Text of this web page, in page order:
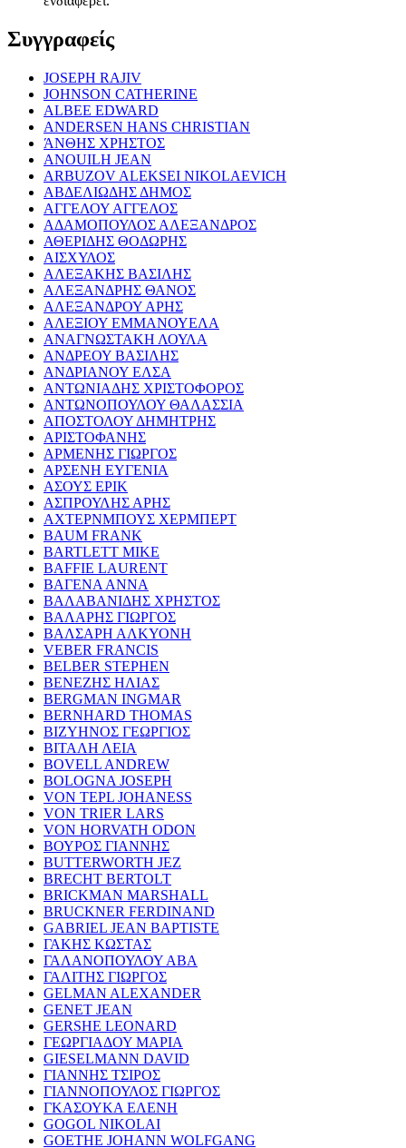
Συγγραφείς
JOSEPH RAJIV
JOHNSON CATHERINE
ALBEE EDWARD
ANDERSEN HANS CHRISTIAN
ΆΝΘΗΣ ΧΡΗΣΤΟΣ
ANOUILH JEAN
ARBUZOV ALEKSEI NIKOLAEVICH
ΑΒΔΕΛΙΩΔΗΣ ΔΗΜΟΣ
ΑΓΓΕΛΟΥ ΑΓΓΕΛΟΣ
ΑΔΑΜΟΠΟΥΛΟΣ ΑΛΕΞΑΝΔΡΟΣ
ΑΘΕΡΙΔΗΣ ΘΟΔΩΡΗΣ
ΑΙΣΧΥΛΟΣ
ΑΛΕΞΑΚΗΣ ΒΑΣΙΛΗΣ
ΑΛΕΞΑΝΔΡΗΣ ΘΑΝΟΣ
ΑΛΕΞΑΝΔΡΟΥ ΑΡΗΣ
ΑΛΕΞΙΟΥ ΕΜΜΑΝΟΥΕΛΑ
ΑΝΑΓΝΩΣΤΑΚΗ ΛΟΥΛΑ
ΑΝΔΡΕΟΥ ΒΑΣΙΛΗΣ
ΑΝΔΡΙΑΝΟΥ ΕΛΣΑ
ΑΝΤΩΝΙΑΔΗΣ ΧΡΙΣΤΟΦΟΡΟΣ
ΑΝΤΩΝΟΠΟΥΛΟΥ ΘΑΛΑΣΣΙΑ
ΑΠΟΣΤΟΛΟΥ ΔΗΜΗΤΡΗΣ
ΑΡΙΣΤΟΦΑΝΗΣ
ΑΡΜΕΝΗΣ ΓΙΩΡΓΟΣ
ΑΡΣΕΝΗ ΕΥΓΕΝΙΑ
ΑΣΟΥΣ ΕΡΙΚ
ΑΣΠΡΟΥΛΗΣ ΑΡΗΣ
ΑΧΤΕΡΝΜΠΟΥΣ ΧΕΡΜΠΕΡΤ
BAUM FRANK
BARTLETT MIKE
BAFFIE LAURENT
ΒΑΓΕΝΑ ΑΝΝΑ
ΒΑΛΑΒΑΝΙΔΗΣ ΧΡΗΣΤΟΣ
ΒΑΛΑΡΗΣ ΓΙΩΡΓΟΣ
ΒΑΛΣΑΡΗ ΑΛΚΥΟΝΗ
VEBER FRANCIS
BELBER STEPHEN
ΒΕΝΕΖΗΣ ΗΛΙΑΣ
BERGMAN INGMAR
BERNHARD THOMAS
ΒΙΖΥΗΝΟΣ ΓΕΩΡΓΙΟΣ
ΒΙΤΑΛΗ ΛΕΙΑ
BOVELL ANDREW
BOLOGNA JOSEPH
VON TEPL JOHANESS
VON TRIER LARS
VON HORVATH ODON
ΒΟΥΡΟΣ ΓΙΑΝΝΗΣ
BUTTERWORTH JEZ
BRECHT BERTOLT
BRICKMAN MARSHALL
BRUCKNER FERDINAND
GABRIEL JEAN BAPTISTE
ΓΑΚΗΣ ΚΩΣΤΑΣ
ΓΑΛΑΝΟΠΟΥΛΟΥ ΑΒΑ
ΓΑΛΙΤΗΣ ΓΙΩΡΓΟΣ
GELMAN ALEXANDER
GENET JEAN
GERSHE LEONARD
ΓΕΩΡΓΙΑΔΟΥ ΜΑΡΙΑ
GIESELMANN DAVID
ΓΙΑΝΝΗΣ ΤΣΙΡΟΣ
ΓΙΑΝΝΟΠΟΥΛΟΣ ΓΙΩΡΓΟΣ
ΓΚΑΣΟΥΚΑ ΕΛΕΝΗ
GOGOL NIKOLAI
GOETHE JOHANN WOLFGANG